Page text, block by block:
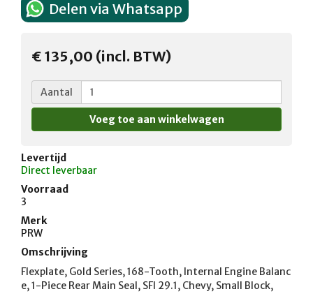
Delen via Whatsapp
€ 135,00 (incl. BTW)
Aantal
Levertijd
Direct leverbaar
Voorraad
3
Merk
PRW
Omschrijving
Flexplate, Gold Series, 168-Tooth, Internal Engine Balanc
e, 1-Piece Rear Main Seal, SFI 29.1, Chevy, Small Block,